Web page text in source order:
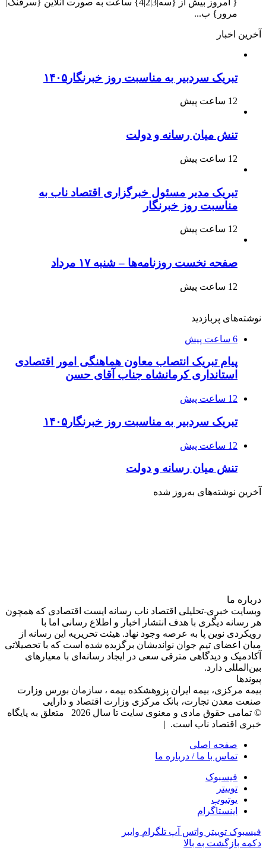
{ امروز بیش از {سه|3|2|4} ساعت به صورت آنلاین {سرفنگ|
مرور} ب...
آخرین اخبار
تبریک سردبیر به مناسبت روز خبرنگار۱۴۰۵
12 ساعت پیش
تنش میان رسانه و دولت
12 ساعت پیش
تبریک مدیر مسئول خبرگزاری اقتصاد ناب به
مناسبت روز خبرنگار
12 ساعت پیش
صفحه نخست روزنامه‌ها – شنبه ۱۷ مرداد
12 ساعت پیش
نوشته‌های پربازدید
6 ساعت پیش
پیام تبریک انتصاب معاون هماهنگی امور اقتصادی
استانداری کرمانشاه جناب آقای حسن
12 ساعت پیش
تبریک سردبیر به مناسبت روز خبرنگار۱۴۰۵
12 ساعت پیش
تنش میان رسانه و دولت
آخرین نوشته‌های‌ به‌روز شده
درباره‌ ما
وبسایت خبری-تحلیلی اقتصاد ناب رسانه‌ ایست اقتصادی که همچون
هر رسانه دیگری با هدف انتشار اخبار و اطلاع رسانی اما با
رویکردی نوین پا به عرصه وجود نهاد. هیئت تحریریه این رسانه از
میان اعضای تیم جوان نواندیشان برگزیده شده است که با تحصیلاتی
آکادمیک و دیدگاهی‌ مترقی سعی در ایجاد رسانه‌ای با معیار‌های
بین‌المللی دارد.
پیوندها
بیمه مرکزی، بیمه ایران پزوهشکده بیمه ، سازمان بورس وزارت
صنعت معدن تجارت، بانک مرکزی وزارت اقتصاد و دارایی
© تمامی حقوق مادی و معنوی سایت تا سال 2026 متعلق به پایگاه
خبری اقتصاد ناب است. |
صفحه اصلی
تماس با ما / درباره ما
فیسبوک
توییتر
یوتیوب
اینستاگرام
فیسبوک توییتر واتس آپ تلگرام وایبر
دکمه بازگشت به بالا